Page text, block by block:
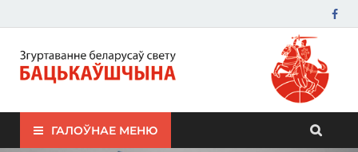
ЗБС "Бацькаўшчына"
ГАЛОЎНАЕ МЕНЮ